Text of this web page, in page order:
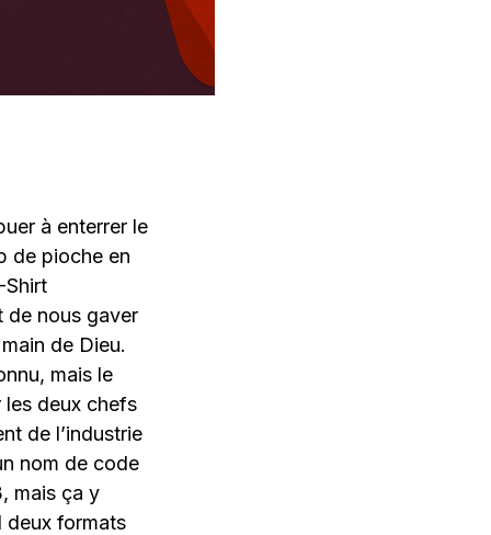
à enterrer le
de pioche en
Shirt
de nous gaver
de Dieu.
mais le
les deux chefs
de l’industrie
nom de code
mais ça y
deux formats